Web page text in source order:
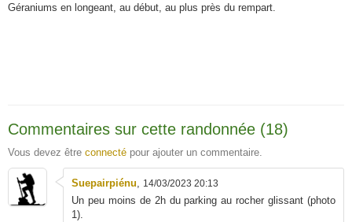
Géraniums en longeant, au début, au plus près du rempart.
Commentaires sur cette randonnée (18)
Vous devez être connecté pour ajouter un commentaire.
Suepairpiénu, 14/03/2023 20:13
Un peu moins de 2h du parking au rocher glissant (photo
1).